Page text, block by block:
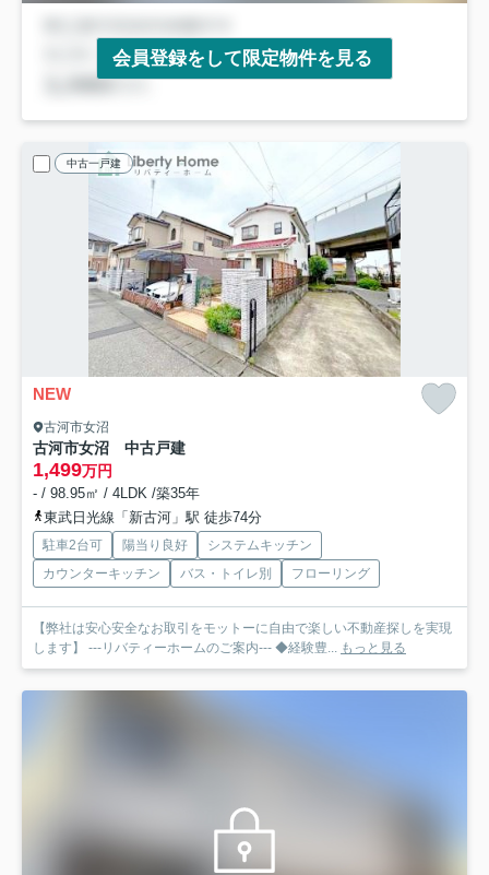
会員登録をして限定物件を見る
中古一戸建
NEW
古河市女沼
古河市女沼 中古戸建
1,499万円
- / 98.95㎡ / 4LDK /築35年
東武日光線「新古河」駅 徒歩74分
駐車2台可 陽当り良好
システムキッチン
カウンターキッチン
バス・トイレ別 フローリング
【弊社は安心安全なお取引をモットーに自由で楽しい不動産探しを実現
します】 ---リバティーホームのご案内--- ◆経験豊... もっと見る